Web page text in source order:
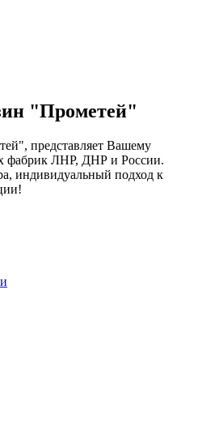
"Прометей"
представляет Вашему
фабрик ЛНР, ДНР и России.
индивидуальный подход к